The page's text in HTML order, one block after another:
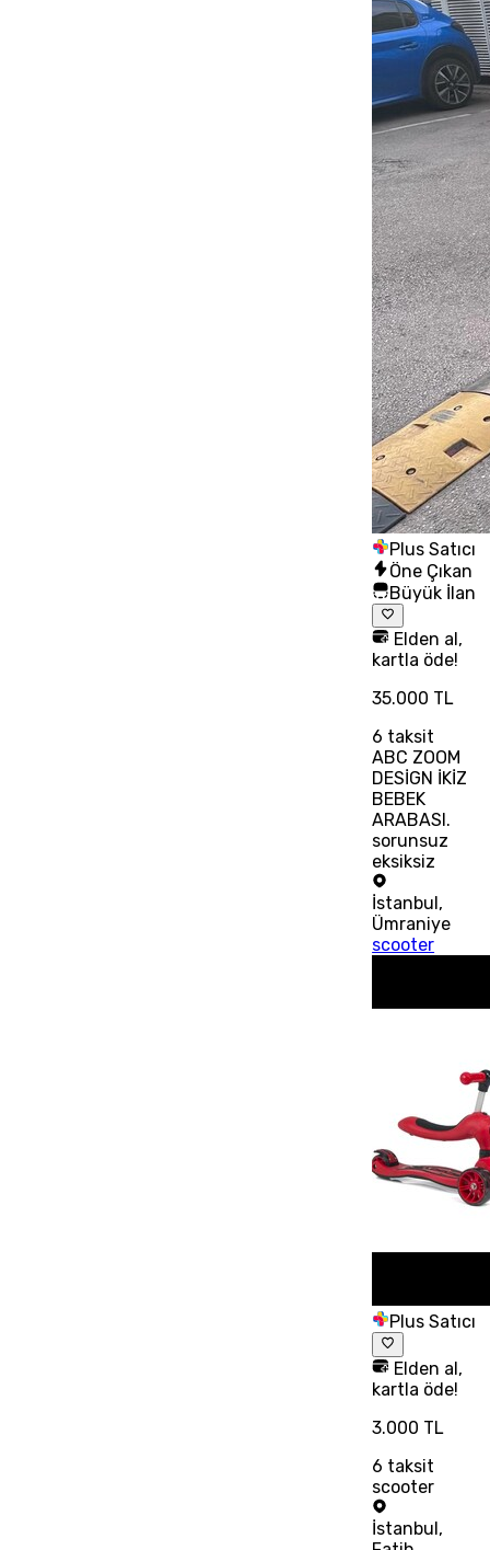
Plus Satıcı
Öne Çıkan
Büyük İlan
Elden al,
kartla öde!
35.000 TL
6 taksit
ABC ZOOM
DESİGN İKİZ
BEBEK
ARABASI.
sorunsuz
eksiksiz
İstanbul ,
Ümraniye
scooter
Plus Satıcı
Elden al,
kartla öde!
3.000 TL
6 taksit
scooter
İstanbul,